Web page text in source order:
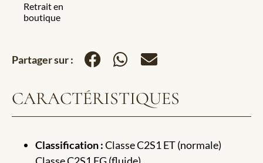
CARACTÉRISTIQUES
Classification :Classe C2S1 ET (normale)
Retrait en
boutique
Partager sur :